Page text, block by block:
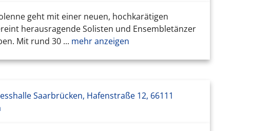
geht mit einer neuen, hochkarätigen
herausragende Solisten und Ensembletänzer
Mit rund 30 ... mehr anzeigen
Saarbrücken, Hafenstraße 12, 66111